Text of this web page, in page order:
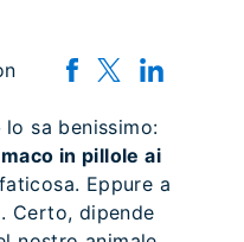
lo sa benissimo:
in pillole ai
Eppure a
Certo, dipende